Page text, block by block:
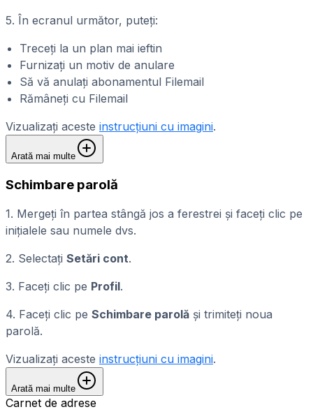
5. În ecranul următor, puteți:
Treceți la un plan mai ieftin
Furnizați un motiv de anulare
Să vă anulați abonamentul Filemail
Rămâneți cu Filemail
Vizualizați aceste instrucțiuni cu imagini.
Arată mai multe
Schimbare parolă
1. Mergeți în partea stângă jos a ferestrei și faceți clic pe
inițialele sau numele dvs.
2. Selectați Setări cont.
3. Faceți clic pe Profil.
4. Faceți clic pe Schimbare parolă și trimiteți noua
parolă.
Vizualizați aceste instrucțiuni cu imagini.
Arată mai multe
Carnet de adrese